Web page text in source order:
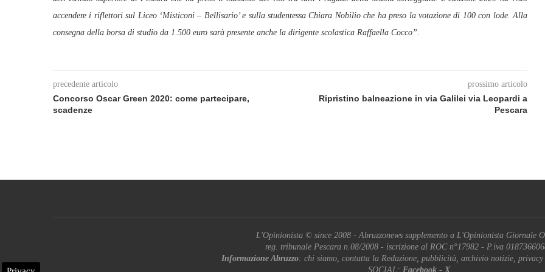
accendere i riflettori sul Liceo ‘Misticoni – Bellisario’ e sulla studentessa Chiara Nobilio che ha preso la votazione di 100 con lode. Alla
consegna della borsa di studio da 1.500 euro sarà presente anche la dirigente scolastica Raffaella Cocco”.
precedente articolo
Concorso Oscar Green 2020: come partecipare,
scadenze
prossimo articolo
Ripristino balneazione in via Galilei via Leopardi a
Pescara
L'Opinionista © since 2008 - Abruzzonews supplemento a L'Opinionista Giornale
reg. tribunale Pescara n.08/2008 - iscrizione al ROC n°17982 - P.iva
Informazione Abruzzo: chi siamo, contatta la Redazione, pubblicità, archivio notizie, privacy
SOCIAL: Facebook- X